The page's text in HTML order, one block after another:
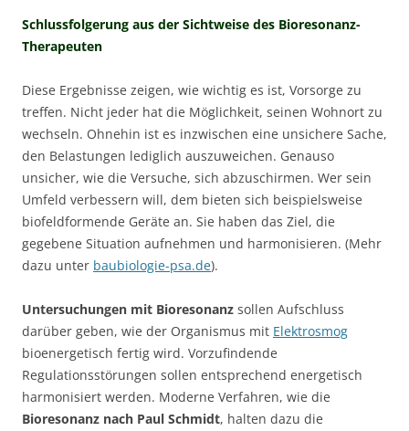
Schlussfolgerung aus der Sichtweise des Bioresonanz-
Therapeuten
Diese Ergebnisse zeigen, wie wichtig es ist, Vorsorge zu
treffen. Nicht jeder hat die Möglichkeit, seinen Wohnort zu
wechseln. Ohnehin ist es inzwischen eine unsichere Sache,
den Belastungen lediglich auszuweichen. Genauso
unsicher, wie die Versuche, sich abzuschirmen. Wer sein
Umfeld verbessern will, dem bieten sich beispielsweise
biofeldformende Geräte an. Sie haben das Ziel, die
gegebene Situation aufnehmen und harmonisieren. (Mehr
dazu unter baubiologie-psa.de).
Untersuchungen mit Bioresonanz sollen Aufschluss
darüber geben, wie der Organismus mit Elektrosmog
bioenergetisch fertig wird. Vorzufindende
Regulationsstörungen sollen entsprechend energetisch
harmonisiert werden. Moderne Verfahren, wie die
Bioresonanz nach Paul Schmidt, halten dazu die